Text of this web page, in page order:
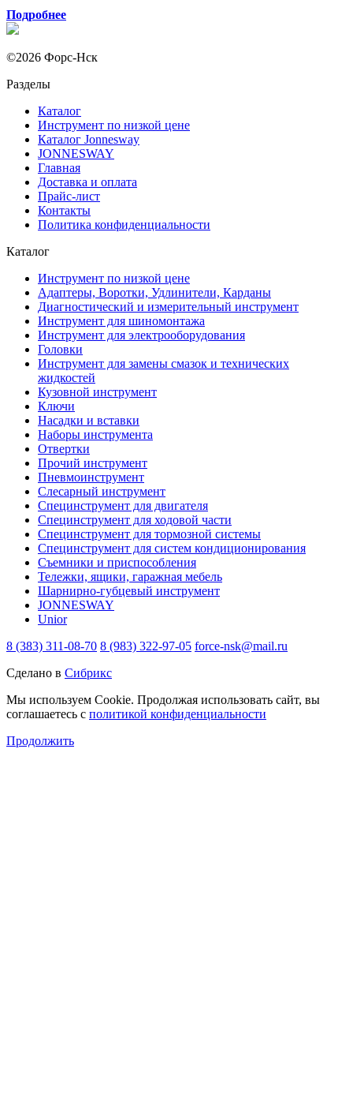
Подробнее
©2026 Форс-Нск
Разделы
Каталог
Инструмент по низкой цене
Каталог Jonnesway
JONNESWAY
Главная
Доставка и оплата
Прайс-лист
Контакты
Политика конфиденциальности
Каталог
Инструмент по низкой цене
Адаптеры, Воротки, Удлинители, Карданы
Диагностический и измерительный инструмент
Инструмент для шиномонтажа
Инструмент для электрооборудования
Головки
Инструмент для замены смазок и технических
жидкостей
Кузовной инструмент
Ключи
Насадки и вставки
Наборы инструмента
Отвертки
Прочий инструмент
Пневмоинструмент
Слесарный инструмент
Специнструмент для двигателя
Специнструмент для ходовой части
Специнструмент для тормозной системы
Специнструмент для систем кондиционирования
Съемники и приспособления
Тележки, ящики, гаражная мебель
Шарнирно-губцевый инструмент
JONNESWAY
Unior
8 (383) 311-08-70 8 (983) 322-97-05 force-nsk@mail.ru
Сделано в Сибрикс
Мы используем Cookie. Продолжая использовать сайт, вы
соглашаетесь с политикой конфиденциальности
Продолжить